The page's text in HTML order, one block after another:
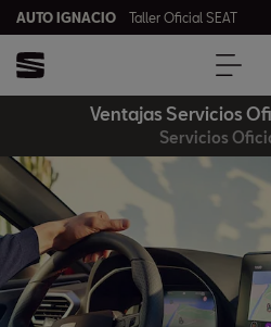
AUTO IGNACIO Taller Oficial SEAT
Ventajas Servicios
Servicios